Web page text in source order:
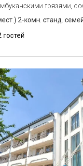
грязями,
2-комн. станд.
гостей